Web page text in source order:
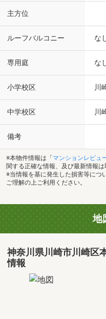
主方位
ルーフバルコニー な
専用庭 な
小学校区 川
中学校区 川
備考
※本物件情報は「 マンションレビュ
関する正確な情報、及び最新情報
※当情報を基に発生した損害等につ
ご理解の上ご利用ください。
地
神奈川県川崎市川崎区
情報